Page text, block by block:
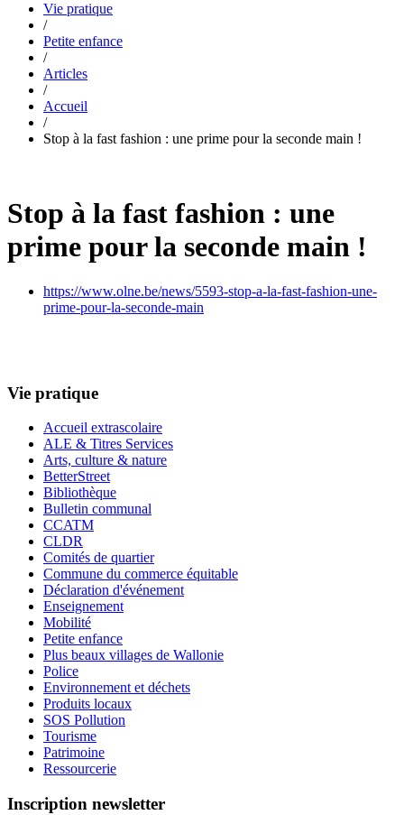
Vie pratique
/
Petite enfance
/
Articles
/
Accueil
/
Stop à la fast fashion : une prime pour la seconde main !
Stop à la fast fashion : une
prime pour la seconde main !
https://www.olne.be/news/5593-stop-a-la-fast-fashion-une-
prime-pour-la-seconde-main
Vie pratique
Accueil extrascolaire
ALE & Titres Services
Arts, culture & nature
BetterStreet
Bibliothèque
Bulletin communal
CCATM
CLDR
Comités de quartier
Commune du commerce équitable
Déclaration d'événement
Enseignement
Mobilité
Petite enfance
Plus beaux villages de Wallonie
Police
Environnement et déchets
Produits locaux
SOS Pollution
Tourisme
Patrimoine
Ressourcerie
Inscription newsletter